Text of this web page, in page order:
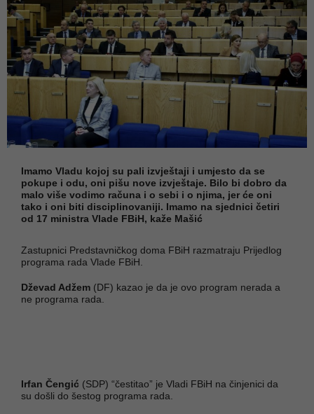
Imamo Vladu kojoj su pali izvještaji i umjesto da se
pokupe i odu, oni pišu nove izvještaje. Bilo bi dobro da
malo više vodimo računa i o sebi i o njima, jer će oni
tako i oni biti disciplinovaniji. Imamo na sjednici četiri
od 17 ministra Vlade FBiH, kaže Mašić
Zastupnici Predstavničkog doma FBiH razmatraju Prijedlog
programa rada Vlade FBiH.
Dževad Adžem (DF) kazao je da je ovo program nerada a
ne programa rada.
Irfan Čengić (SDP) “čestitao” je Vladi FBiH na činjenici da
su došli do šestog programa rada.